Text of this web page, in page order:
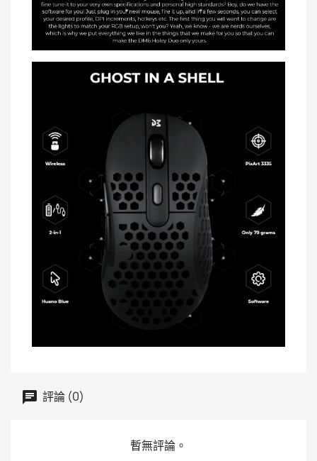
評論 (0)
暫無評論。